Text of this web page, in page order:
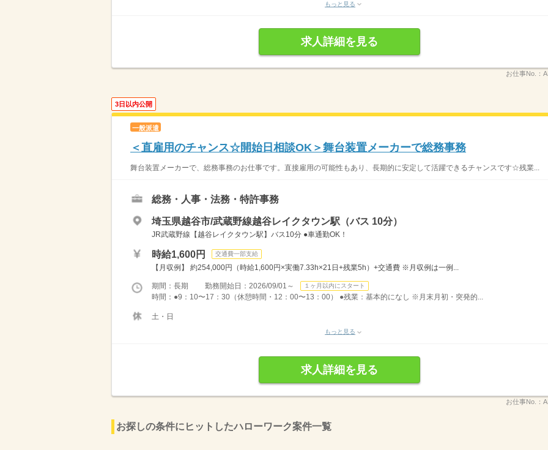
もっと見る
求人詳細を見る
お仕事No.：
3日以内公開
一般派遣
＜直雇用のチャンス☆開始日相談OK＞舞台装置メーカーで総務事務
舞台装置メーカーで、総務事務のお仕事です。直接雇用の可能性もあり、長期的に安定して活躍できるチャンスです☆残業...
総務・人事・法務・特許事務
埼玉県越谷市/武蔵野線越谷レイクタウン駅（バス 10分）
JR武蔵野線【越谷レイクタウン駅】バス10分 ●車通勤OK！
時給1,600円 交通費一部支給
【月収例】 約254,000円（時給1,600円×実働7.33h×21日+残業5h）+交通費 ※月収例は一例...
期間：長期 勤務開始日：2026/09/01～ １ヶ月以内にスタート
時間：●9：10〜17：30（休憩時間・12：00〜13：00） ●残業：基本的になし ※月末月初・突発的...
土・日
もっと見る
求人詳細を見る
お仕事No.：
お探しの条件にヒットしたハローワーク案件一覧